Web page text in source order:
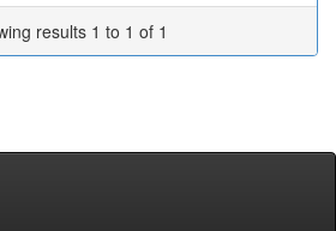
results 1 to 1 of 1